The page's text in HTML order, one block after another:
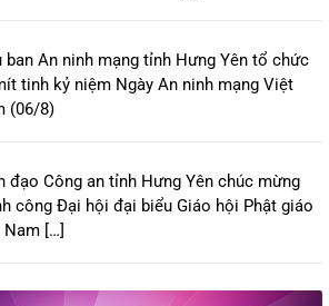
ban An ninh mạng tỉnh Hưng Yên tổ chức
tinh kỷ niệm Ngày An ninh mạng Việt
(06/8)
đạo Công an tỉnh Hưng Yên chúc mừng
công Đại hội đại biểu Giáo hội Phật giáo
[…]